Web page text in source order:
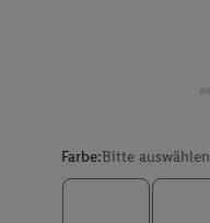
Farbe:Bitte auswählen